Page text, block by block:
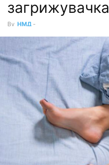
загрижувачка
By НМД -